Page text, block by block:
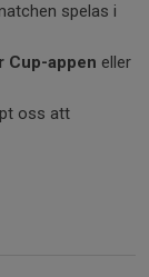
spelas i
Cup-appen eller
oss att